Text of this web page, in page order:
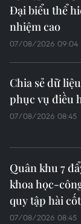
Đại biểu thể
nhiệm cao
07/08/2026 09:04
Chia sẻ dữ
phục vụ điều
07/08/2026 08:45
Quân khu 7
khoa học-
quy tập hài
07/08/2026 08:45